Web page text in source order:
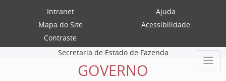
Intranet
Ajuda
Mapa do Site
Acessibilidade
Contraste
Secretaria de Estado de Fazenda
GOVERNO